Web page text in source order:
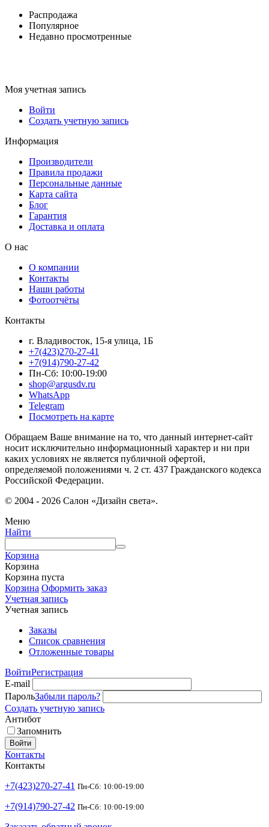
Распродажа
Популярное
Недавно просмотренные
Моя учетная запись
Войти
Создать учетную запись
Информация
Производители
Правила продажи
Персональные данные
Карта сайта
Блог
Гарантия
Доставка и оплата
О нас
О компании
Контакты
Наши работы
Фотоотчёты
Контакты
г. Владивосток, 15-я улица, 1Б
+7(423)270-27-41
+7(914)790-27-42
Пн-Сб: 10:00-19:00
shop@argusdv.ru
WhatsApp
Telegram
Посмотреть на карте
Обращаем Ваше внимание на то, что данный интернет-сайт
носит исключительно информационный характер и ни при
каких условиях не является публичной офертой,
определяемой положениями ч. 2 ст. 437 Гражданского кодекса
Российской Федерации.
© 2004 - 2026 Салон «Дизайн света».
Меню
Найти
Корзина
Корзина
Корзина пуста
Корзина Оформить заказ
Учетная запись
Учетная запись
Заказы
Список сравнения
Отложенные товары
ВойтиРегистрация
E-mail
ПарольЗабыли пароль?
Создать учетную запись
Антибот
Запомнить
Войти
Контакты
Контакты
+7(423)270-27-41 Пн-Сб: 10:00-19:00
+7(914)790-27-42 Пн-Сб: 10:00-19:00